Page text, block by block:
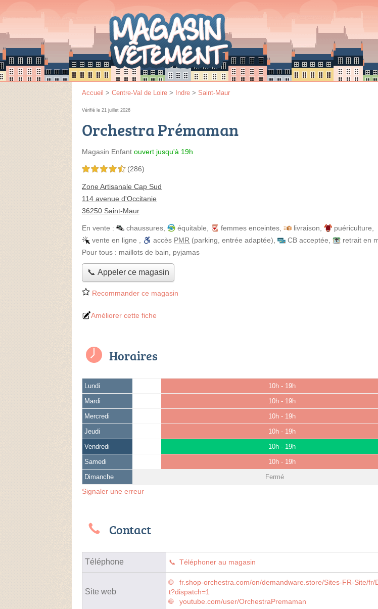
Accueil > Centre-Val de Loire > Indre > Saint-Maur
Vérifié le 21 juillet 2026
Orchestra Prémaman
Magasin Enfant ouvert jusqu'à 19h
4,5 étoiles sur 5 (286)
Zone Artisanale Cap Sud
114 avenue d'Occitanie
36250 Saint-Maur
En vente : chaussures équitable femmes enceintes livraison puériculture
vente en ligne
accès PMR (parking, entrée adaptée) CB acceptée
retrait en
Pour tous : maillots de bain, pyjamas
📞 Appeler ce magasin
Recommander ce magasin
Améliorer cette fiche
Horaires
Lundi 10h - 19h
Mardi 10h - 19h
Mercredi 10h - 19h
Jeudi 10h - 19h
Vendredi 10h - 19h
Samedi 10h - 19h
Dimanche Fermé
Signaler une erreur
Contact
Téléphone Téléphoner au magasin
Site web
fr.shop-orchestra.com/on/demandware.store/Sites-FR-Site/fr/
t?dispatch=1
youtube.com/user/OrchestraPremaman